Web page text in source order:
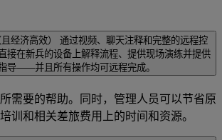
经济高效）
通过视频、聊天注释和完整的远程控
接在新兵的设备上解释流程、提供现场演练并提供
导——并且所有操作均可远程完成。
需要的帮助。同时，管理人员可以节省原
训和相关差旅费用上的时间和资源。